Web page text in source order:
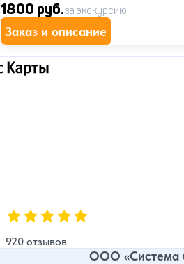
1800 руб.за экскурсию
Заказ и описание
Оценка, количество звезд:
920 отзывов
ООО «Система